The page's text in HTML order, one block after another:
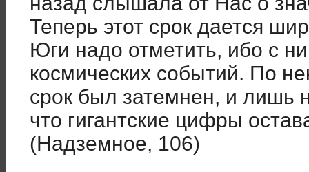
Теперь этот срок дается
Юги надо отметить, ибо с
космических событий. По
срок был затемнен, и лишь
что гигантские цифры
(Надземное, 106)